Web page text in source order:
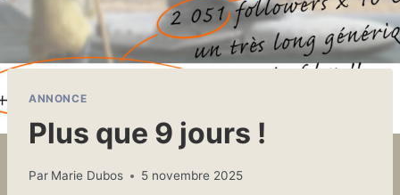
ANNONCE
Plus que 9 jours !
Par Marie Dubos 5 novembre 2025